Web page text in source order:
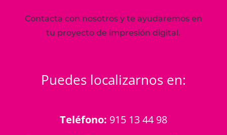
Contacta con nosotros y te ayudaremos en
tu proyecto de impresión digital.
Puedes localizarnos en:
Teléfono: 915 13 44 98